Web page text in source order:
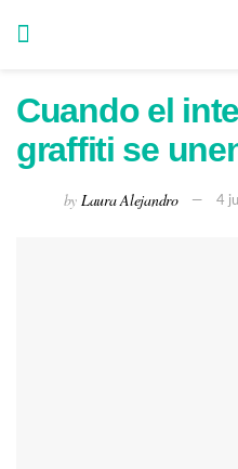
Cuando el
graffiti se
by Laura Alejandro 4